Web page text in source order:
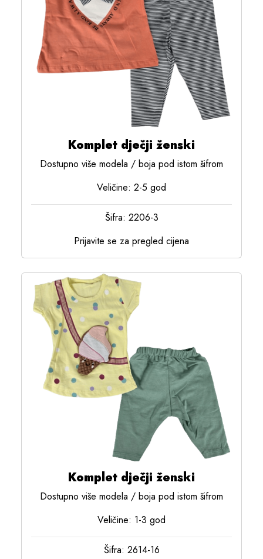
Komplet dječji ženski
Dostupno više modela / boja pod istom šifrom
Veličine: 2-5 god
Šifra: 2206-3
Prijavite se za pregled cijena
Komplet dječji ženski
Dostupno više modela / boja pod istom šifrom
Veličine: 1-3 god
Šifra: 2614-16